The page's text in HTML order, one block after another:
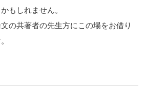
もしれません。
の共著者の先生方にこの場をお借り